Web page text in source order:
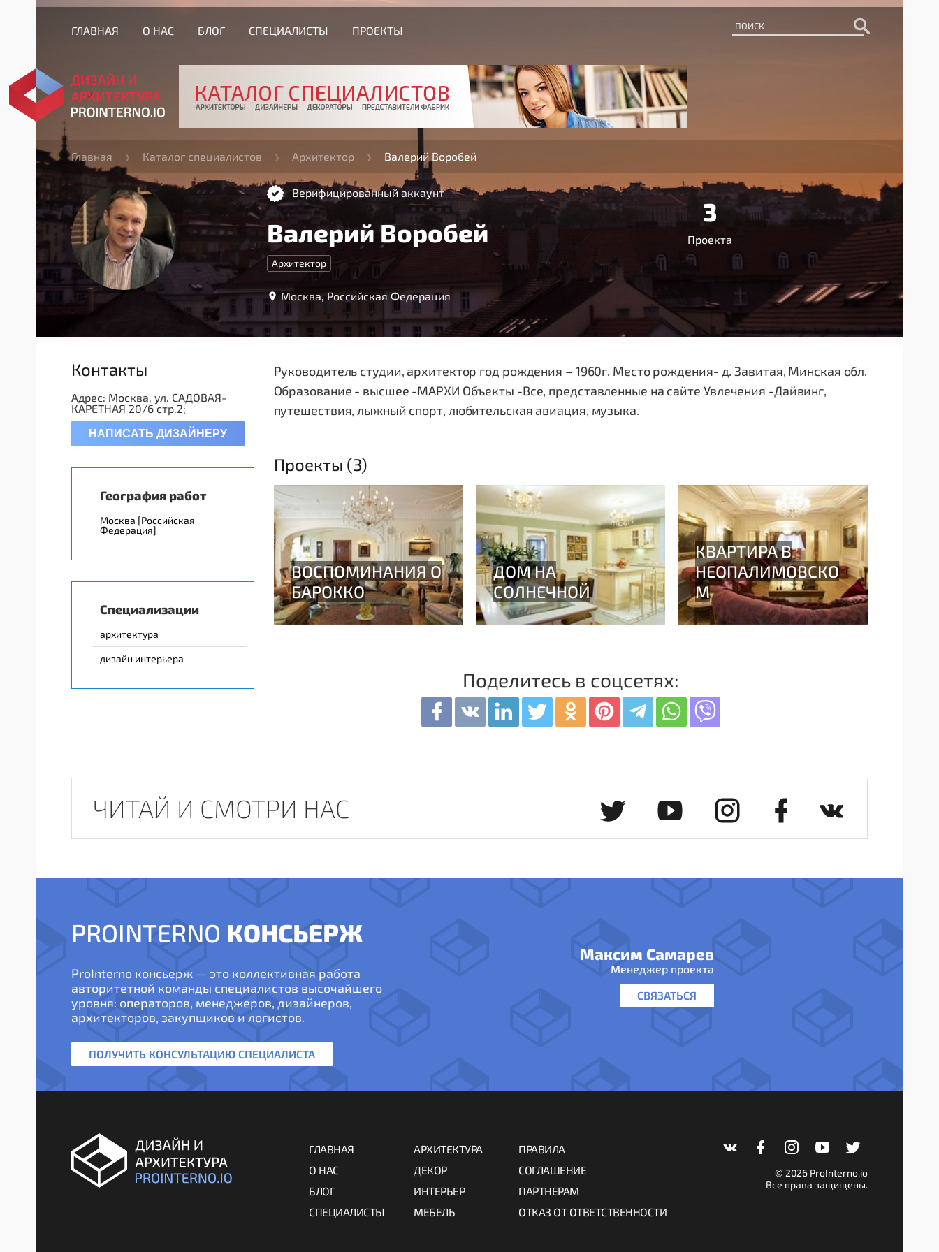
ГЛАВНАЯ О НАС БЛОГ СПЕЦИАЛИСТЫ ПРОЕКТЫ
Главная Каталог специалистов Архитектор Валерий Воробей
Верифицированный аккаунт
Валерий Воробей
Архитектор
Москва, Российская Федерация
3
Проекта
Контакты
Адрес: Москва, ул. САДОВАЯ-
КАРЕТНАЯ 20/6 стр.2;
НАПИСАТЬ ДИЗАЙНЕРУ
География работ
Москва [Российская
Федерация]
Специализации
архитектура
дизайн интерьера
Руководитель студии, архитектор год рождения – 1960г. Место рождения- д. Завитая, Минская обл.
Образование - высшее -МАРХИ Объекты -Все, представленные на сайте Увлечения -Дайвинг,
путешествия, лыжный спорт, любительская авиация, музыка.
Проекты (3)
Поделитесь в соцсетях:
ЧИТАЙ И СМОТРИ НАС
PROINTERNO КОНСЬЕРЖ
ProInterno консьерж — это коллективная работа
авторитетной команды специалистов высочайшего
уровня: операторов, менеджеров, дизайнеров,
архитекторов, закупщиков и логистов.
ПОЛУЧИТЬ КОНСУЛЬТАЦИЮ СПЕЦИАЛИСТА
Максим Самарев
Менеджер проекта
СВЯЗАТЬСЯ
ГЛАВНАЯ
О НАС
БЛОГ
СПЕЦИАЛИСТЫ
АРХИТЕКТУРА
ДЕКОР
ИНТЕРЬЕР
МЕБЕЛЬ
ПРАВИЛА
СОГЛАШЕНИЕ
ПАРТНЕРАМ
ОТКАЗ ОТ ОТВЕТСТВЕННОСТИ
© 2026 ProInterno.io
Все права защищены.